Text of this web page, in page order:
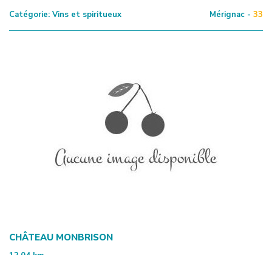
Catégorie: Vins et spiritueux Mérignac - 33
CHÂTEAU MONBRISON